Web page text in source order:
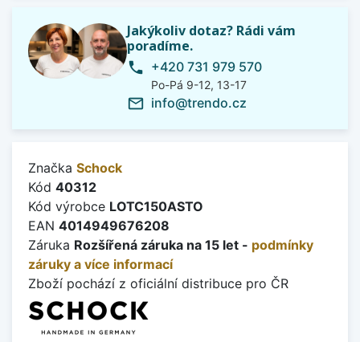
Jakýkoliv dotaz? Rádi vám
poradíme.
phone +420 731 979 570
Po-Pá 9-12, 13-17
mail_outline info@trendo.cz
Značka Schock
Kód 40312
Kód výrobce LOTC150ASTO
EAN 4014949676208
Záruka Rozšířená záruka na 15 let - podmínky
záruky a více informací
Zboží pochází z oficiální distribuce pro ČR